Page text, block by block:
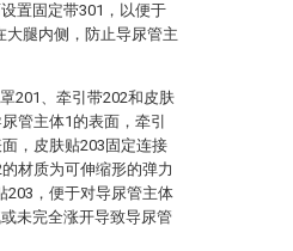
置固定带301，以便于
腿内侧，防止导尿管主
201、牵引带202和皮肤
管主体1的表面，牵引
，皮肤贴203固定连接
材质为可伸缩形的弹力
203，便于对导尿管主体
未完全涨开导致导尿管